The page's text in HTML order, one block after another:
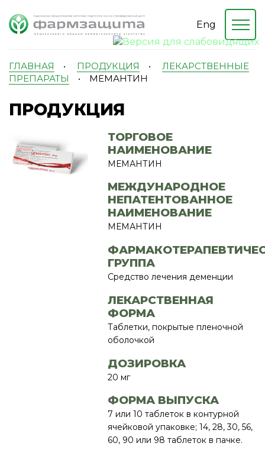
Eng
ГЛАВНАЯ • ПРОДУКЦИЯ •
ЛЕКАРСТВЕННЫЕ
ПРЕПАРАТЫ
• МЕМАНТИН
ПРОДУКЦИЯ
ТОРГОВОЕ
НАИМЕНОВАНИЕ
МЕМАНТИН
МЕЖДУНАРОДНОЕ
НЕПАТЕНТОВАННОЕ
НАИМЕНОВАНИЕ
МЕМАНТИН
ГРУППА
Средство лечения деменции
ЛЕКАРСТВЕННАЯ
ФОРМА
Таблетки, покрытые пленочной
оболочкой
ДОЗИРОВКА
20 мг
ФОРМА ВЫПУСКА
7 или 10 таблеток в контурной
ячейковой упаковке; 14, 28, 30, 56,
60, 90 или 98 таблеток в пачке.